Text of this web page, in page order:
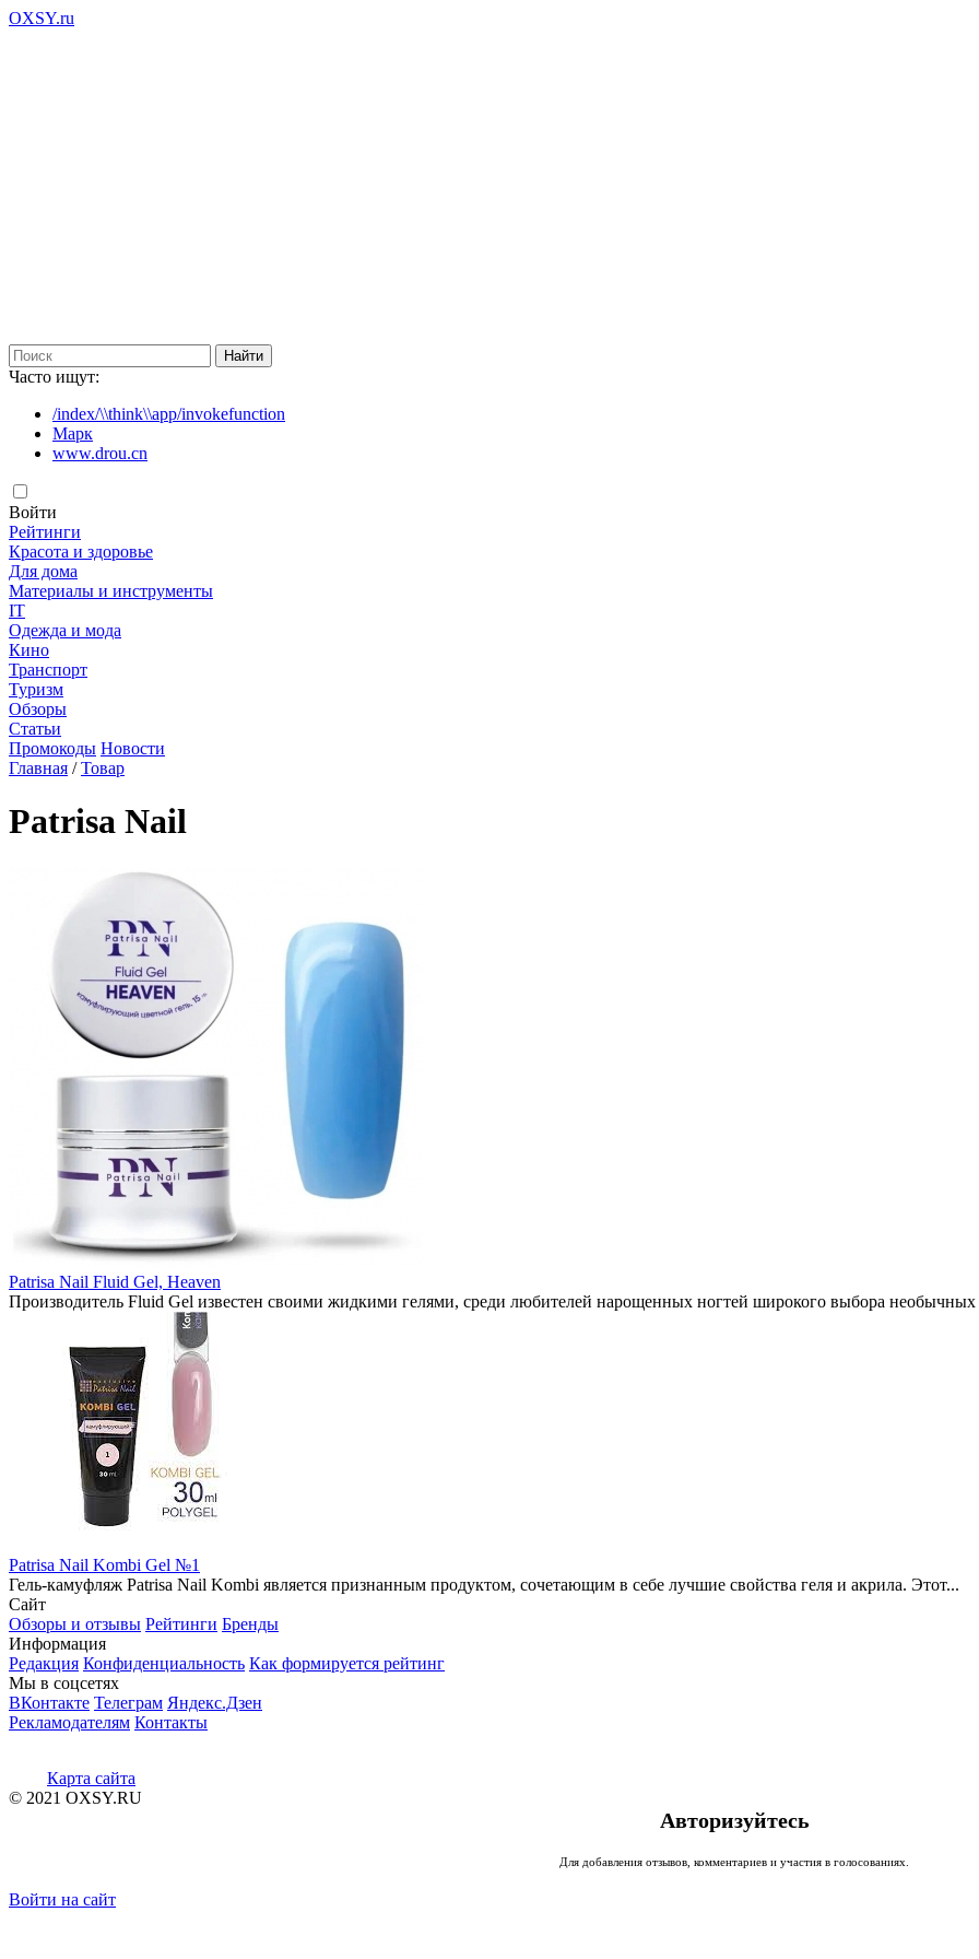
OXSY.ru
Часто ищут:
/index/\\think\\app/invokefunction
Марк
www.drou.cn
Войти
Рейтинги
Красота и здоровье
Для дома
Материалы и инструменты
IT
Одежда и мода
Кино
Транспорт
Туризм
Обзоры
Статьи
Промокоды Новости
Главная /Товар
Patrisa Nail
Patrisa Nail Fluid Gel, Heaven
Производитель Fluid Gel известен своими жидкими гелями, среди любителей нарощенных ногтей широкого выбора
Patrisa Nail Kombi Gel №1
Гель-камуфляж Patrisa Nail Kombi является признанным продуктом, сочетающим в себе лучшие свойства геля и акрила. Этот...
Сайт
Обзоры и отзывы Рейтинги Бренды
Информация
Редакция Конфиденциальность Как формируется рейтинг
Мы в соцсетях
ВКонтакте Телеграм Яндекс.Дзен
Рекламодателям Контакты
Карта сайта
© 2021 OXSY.RU
Авторизуйтесь
Для добавления отзывов, комментариев и участия в голосованиях.
Войти на сайт